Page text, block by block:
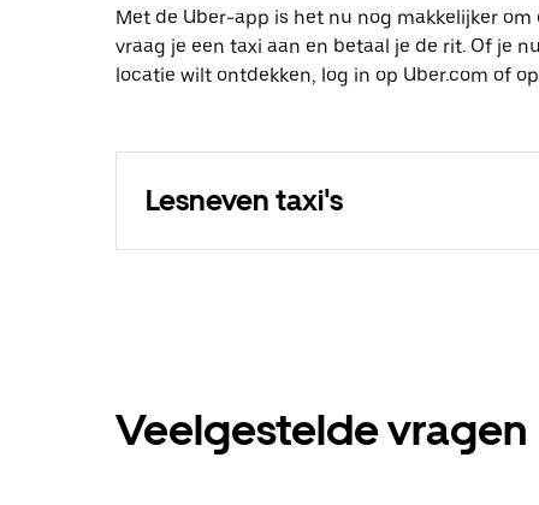
Met de Uber-app is het nu nog makkelijker
vraag je een taxi aan en betaal je de rit. Of je
locatie wilt ontdekken, log in op Uber.com of
Lesneven taxi's
Veelgestelde vragen